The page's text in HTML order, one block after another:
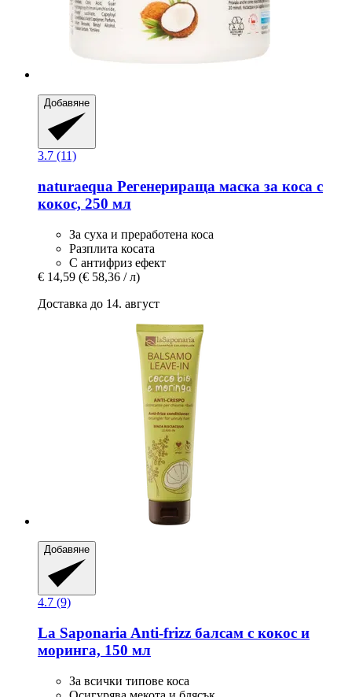
Добавяне
3.7 (11)
naturaequa Регенерираща маска за коса с
кокос, 250 мл
За суха и преработена коса
Разплита косата
С антифриз ефект
€ 14,59 (€ 58,36 / л)
Доставка до 14. август
Добавяне
4.7 (9)
La Saponaria Anti-​frizz балсам с кокос и
моринга, 150 мл
За всички типове коса